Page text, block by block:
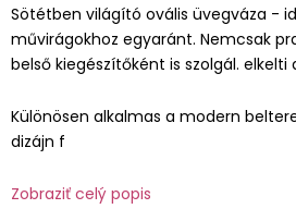
Sötétben világító ovális üvegváza -
művirágokhoz egyaránt. Nemcsak
belső kiegészítőként is szolgál.
Különösen alkalmas a modern
dizájn f
Zobraziť celý popis